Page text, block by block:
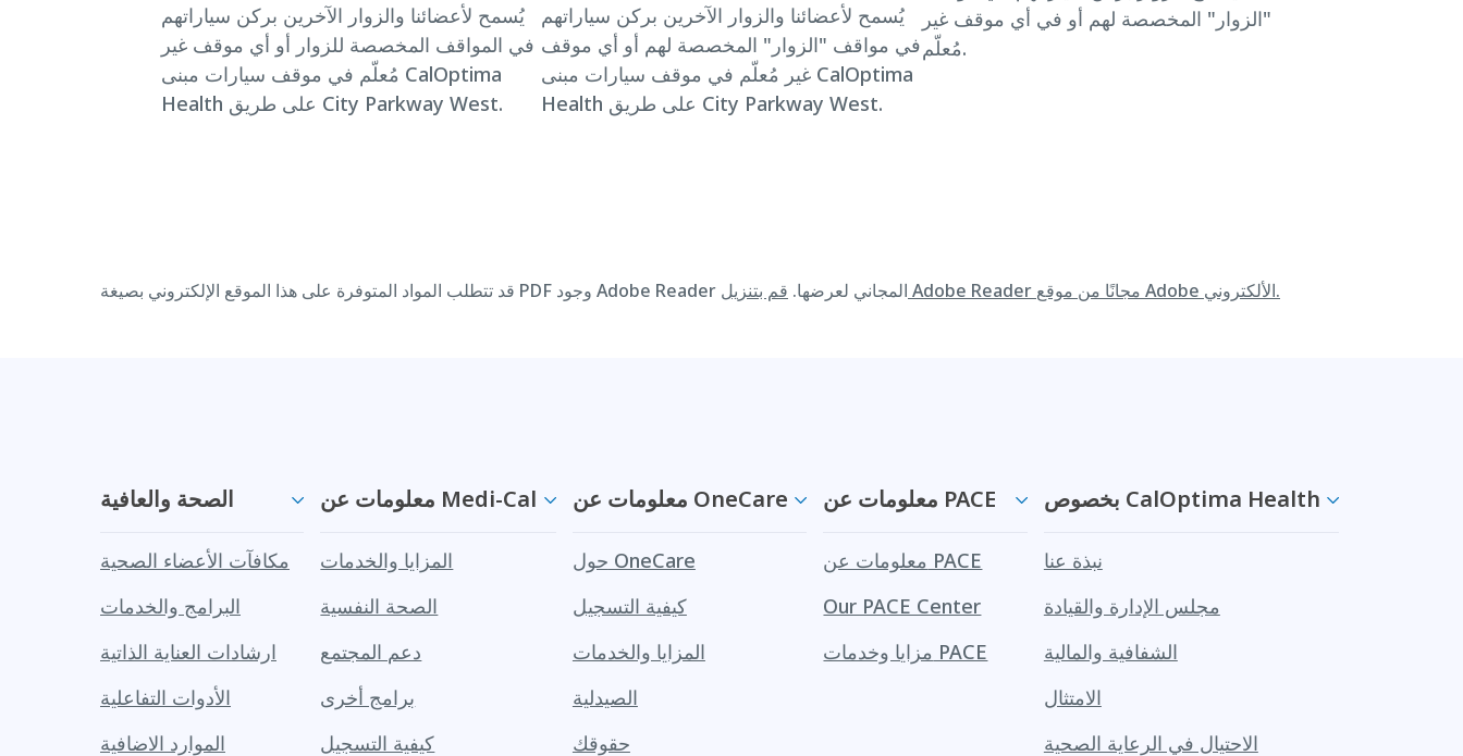
يُسمح لأعضائنا والزوار الآخرين بركن سياراتهم
في المواقف المخصصة للزوار أو أي موقف غير
مُعلّم في موقف سيارات مبنى CalOptima
Health على طريق City Parkway West.
يُسمح لأعضائنا والزوار الآخرين بركن سياراتهم
في مواقف "الزوار" المخصصة لهم أو أي موقف
غير مُعلّم في موقف سيارات مبنى CalOptima
Health على طريق City Parkway West.
"الزوار" المخصصة لهم أو في أي موقف غير
مُعلّم.
قد تتطلب المواد المتوفرة على هذا الموقع الإلكتروني بصيغة PDF وجود Adobe Reader المجاني لعرضها. قم بتنزيل Adobe Reader مجانًا من موقع Adobe الألكتروني.
الصحة والعافية
مكافآت الأعضاء الصحية
البرامج والخدمات
ارشادات العناية الذاتية
الأدوات التفاعلية
الموارد الاضافية
معلومات عن Medi-Cal
المزايا والخدمات
الصحة النفسية
دعم المجتمع
برامج أخرى
كيفية التسجيل
معلومات عن OneCare
حول OneCare
كيفية التسجيل
المزايا والخدمات
الصيدلية
حقوقك
معلومات عن PACE
معلومات عن PACE
Our PACE Center
مزايا وخدمات PACE
بخصوص CalOptima Health
نبذة عنا
مجلس الإدارة والقيادة
الشفافية والمالية
الامتثال
الاحتيال في الرعاية الصحية